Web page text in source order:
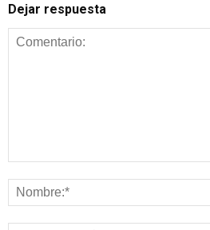
Dejar respuesta